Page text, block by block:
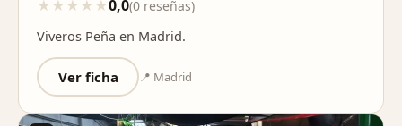
★ ★ ★ ★ ★0,0(0 reseñas)
Viveros Peña en Madrid.
Ver ficha 📍 Madrid